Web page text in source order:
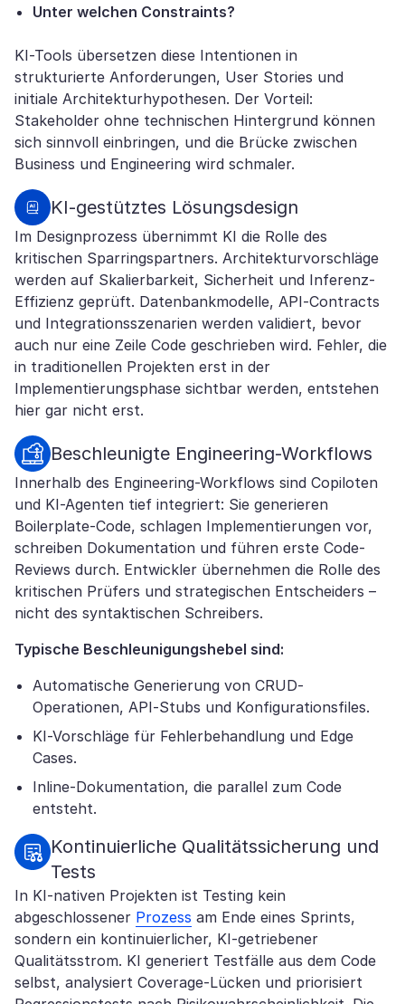
Unter welchen Constraints?
KI-Tools übersetzen diese Intentionen in
strukturierte Anforderungen, User Stories und
initiale Architekturhypothesen. Der Vorteil:
Stakeholder ohne technischen Hintergrund können
sich sinnvoll einbringen, und die Brücke zwischen
Business und Engineering wird schmaler.
KI-gestütztes Lösungsdesign
Im Designprozess übernimmt KI die Rolle des
kritischen Sparringspartners. Architekturvorschläge
werden auf Skalierbarkeit, Sicherheit und Inferenz-
Effizienz geprüft. Datenbankmodelle, API-Contracts
und Integrationsszenarien werden validiert, bevor
auch nur eine Zeile Code geschrieben wird. Fehler, die
in traditionellen Projekten erst in der
Implementierungsphase sichtbar werden, entstehen
hier gar nicht erst.
Beschleunigte Engineering-Workflows
Innerhalb des Engineering-Workflows sind Copiloten
und KI-Agenten tief integriert: Sie generieren
Boilerplate-Code, schlagen Implementierungen vor,
schreiben Dokumentation und führen erste Code-
Reviews durch. Entwickler übernehmen die Rolle des
kritischen Prüfers und strategischen Entscheiders –
nicht des syntaktischen Schreibers.
Typische Beschleunigungshebel sind:
Automatische Generierung von CRUD-
Operationen, API-Stubs und Konfigurationsfiles.
KI-Vorschläge für Fehlerbehandlung und Edge
Cases.
Inline-Dokumentation, die parallel zum Code
entsteht.
Kontinuierliche Qualitätssicherung und
Tests
In KI-nativen Projekten ist Testing kein
abgeschlossener Prozess am Ende eines Sprints,
sondern ein kontinuierlicher, KI-getriebener
Qualitätsstrom. KI generiert Testfälle aus dem Code
selbst, analysiert Coverage-Lücken und priorisiert